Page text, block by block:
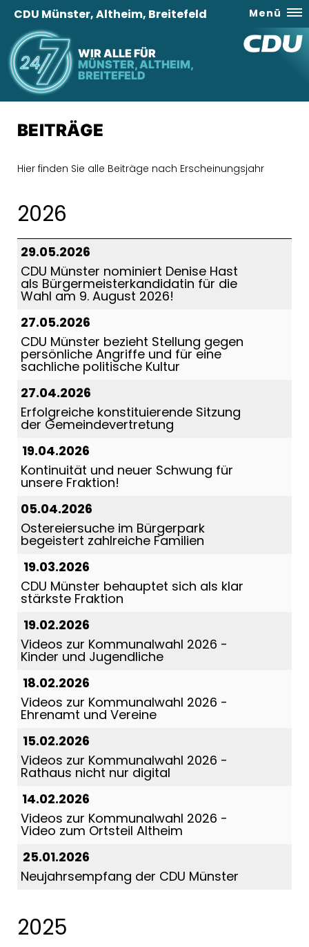
WIR ALLE FÜR
MÜNSTER, ALTHEIM,
BREITEFELD
CDU Münster, Altheim, Breitefeld Menü
BEITRÄGE
Hier finden Sie alle Beiträge nach Erscheinungsjahr
2026
29.05.2026
CDU Münster nominiert Denise Hast
als Bürgermeisterkandidatin für die
Wahl am 9. August 2026!
27.05.2026
CDU Münster bezieht Stellung gegen
persönliche Angriffe und für eine
sachliche politische Kultur
27.04.2026
Erfolgreiche konstituierende Sitzung
der Gemeindevertretung
19.04.2026
Kontinuität und neuer Schwung für
unsere Fraktion!
05.04.2026
Ostereiersuche im Bürgerpark
begeistert zahlreiche Familien
19.03.2026
CDU Münster behauptet sich als klar
stärkste Fraktion
19.02.2026
Videos zur Kommunalwahl 2026 -
Kinder und Jugendliche
18.02.2026
Videos zur Kommunalwahl 2026 -
Ehrenamt und Vereine
15.02.2026
Videos zur Kommunalwahl 2026 -
Rathaus nicht nur digital
14.02.2026
Videos zur Kommunalwahl 2026 -
Video zum Ortsteil Altheim
25.01.2026
Neujahrsempfang der CDU Münster
2025